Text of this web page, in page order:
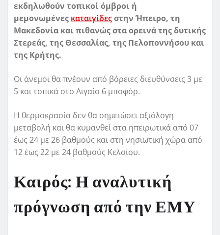
εκδηλωθούν τοπικοί όμβροι ή
μεμονωμένες καταιγίδεςστην Ήπειρο, τη
Μακεδονία και πιθανώς στα ορεινά της δυτικής
Στερεάς, της Θεσσαλίας, της Πελοποννήσου και
της Κρήτης.
Οι άνεμοι θα πνέουν από βόρειες διευθύνσεις 3 με
5 και τοπικά στο Αιγαίο 6 μποφόρ.
Η θερμοκρασία δεν θα σημειώσει αξιόλογη
μεταβολή και θα κυμανθεί στα ηπειρωτικά από 07
έως 24 με 26 βαθμούς και στη νησιωτική χώρα από
12 έως 22 με 24 βαθμούς Κελσίου.
Καιρός: Η αναλυτική
πρόγνωση από την ΕΜΥ